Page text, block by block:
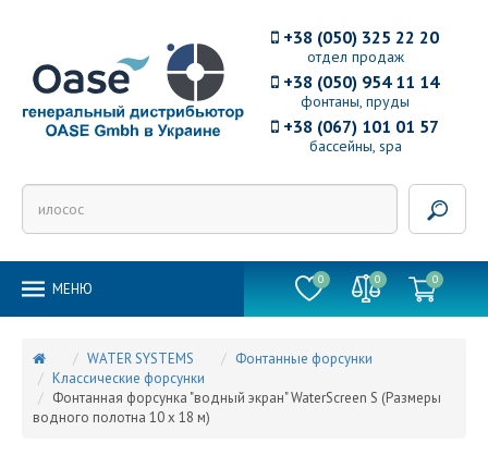
отдел продаж
+38 (050) 325 22 20
фонтаны, пруды
+38 (050) 954 11 14
бассейны, spa
+38 (067) 101 01 57
MEНЮ
0 0 0
WATER SYSTEMS
Фонтанные форсунки
Классические форсунки
Фонтанная форсунка "водный экран" WaterScreen S (Размеры
водного полотна 10 х 18 м)